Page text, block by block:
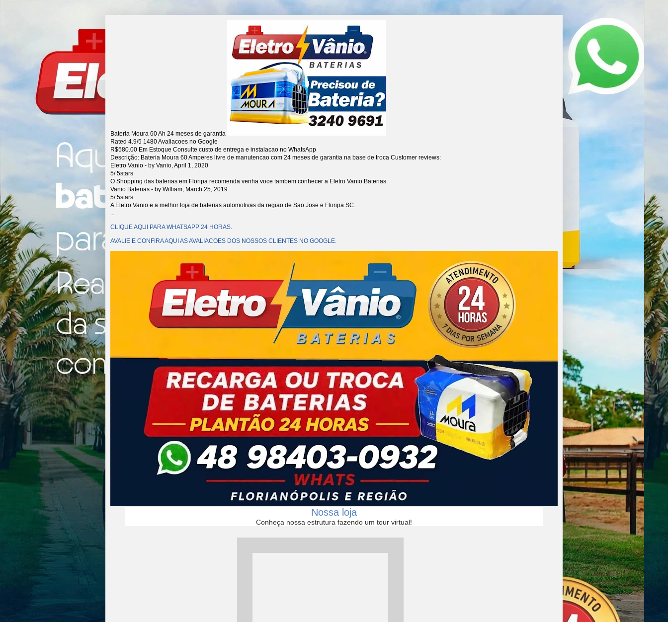
Bateria Moura 60 Ah 24 meses de garantia
Rated 4.9/5 1480Avaliacoes no Google
R$580.00 Em Estoque Consulte custo de entrega e instalacao no WhatsApp
Descrição: Bateria Moura 60 Amperes livre de manutencao com 24 meses de garantia na base de troca Customer reviews:
Eletro Vanio - by Vanio,April 1, 2020
5/5stars
O Shopping das baterias em Floripa recomenda venha voce tambem conhecer a Eletro Vanio Baterias.
Vanio Baterias - by William, March 25, 2019
5/5stars
A Eletro Vanio e a melhor loja de baterias automotivas da regiao de Sao Jose e Floripa SC.
...
CLIQUE AQUI PARA WHATSAPP 24 HORAS.
AVALIE E CONFIRA AQUI AS AVALIACOES DOS NOSSOS CLIENTES NO GOOGLE.
Nossa loja
Conheça nossa estrutura fazendo um tour virtual!